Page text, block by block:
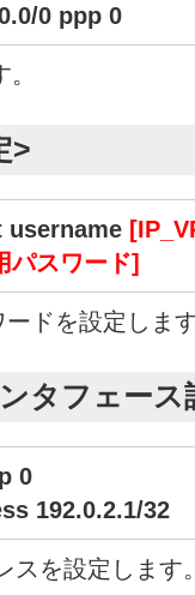
0 ppp 0
>
username
パスワード]
ドを設定しま
タフェース
0
192.0.2.1/32
スを設定します